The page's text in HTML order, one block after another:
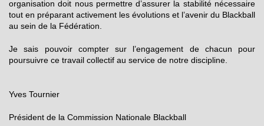
organisation doit nous permettre d’assurer la stabilité nécessaire
tout en préparant activement les évolutions et l’avenir du Blackball
au sein de la Fédération.
Je sais pouvoir compter sur l’engagement de chacun pour
poursuivre ce travail collectif au service de notre discipline.
Yves Tournier
Président de la Commission Nationale Blackball